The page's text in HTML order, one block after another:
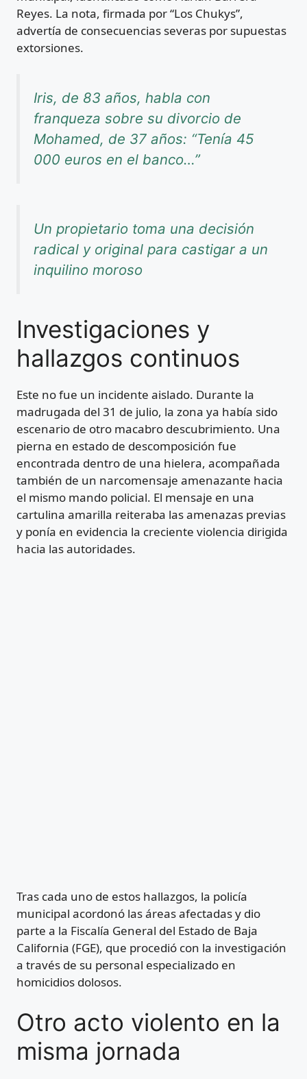
Reyes. La nota, firmada por “Los Chukys”,
advertía de consecuencias severas por supuestas
extorsiones.
Iris, de 83 años, habla con
franqueza sobre su divorcio de
Mohamed, de 37 años: “Tenía 45
000 euros en el banco…”
Un propietario toma una decisión
radical y original para castigar a un
inquilino moroso
Investigaciones y
hallazgos continuos
Este no fue un incidente aislado. Durante la
madrugada del 31 de julio, la zona ya había sido
escenario de otro macabro descubrimiento. Una
pierna en estado de descomposición fue
encontrada dentro de una hielera, acompañada
también de un narcomensaje amenazante hacia
el mismo mando policial. El mensaje en una
cartulina amarilla reiteraba las amenazas previas
y ponía en evidencia la creciente violencia dirigida
hacia las autoridades.
Tras cada uno de estos hallazgos, la policía
municipal acordonó las áreas afectadas y dio
parte a la Fiscalía General del Estado de Baja
California (FGE), que procedió con la investigación
a través de su personal especializado en
homicidios dolosos.
Otro acto violento en la
misma jornada